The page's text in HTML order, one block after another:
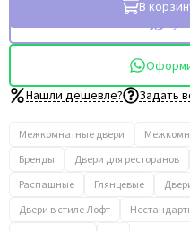
В
Нашли дешевле?
Задать
Межкомнатные двери
Бренды
Двери для ресторанов
Распашные
Глянцевые
Двери в стиле Лофт